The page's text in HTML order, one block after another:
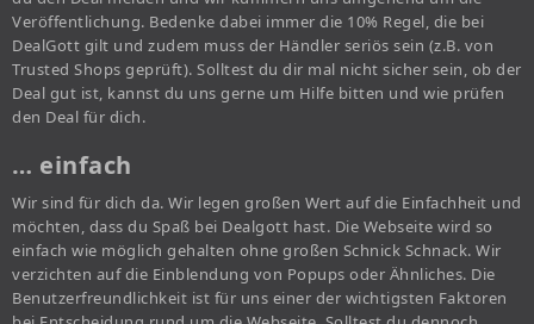
Veröffentlichung. Bedenke dabei immer die 10% Regel, die bei
DealGott gilt und zudem muss der Händler seriös sein (z.B. von
Trusted Shops geprüft). Solltest du dir mal nicht sicher sein, ob der
Deal gut ist, kannst du uns gerne um Hilfe bitten und wie prüfen
den Deal für dich.
… einfach
Wir sind für dich da. Wir legen großen Wert auf die Einfachheit und
möchten, dass du Spaß bei Dealgott hast. Die Webseite wird so
einfach wie möglich gehalten ohne großen Schnick Schnack. Wir
verzichten auf die Einblendung von Popups oder Ähnliches. Die
Benutzerfreundlichkeit ist für uns einer der wichtigsten Faktoren